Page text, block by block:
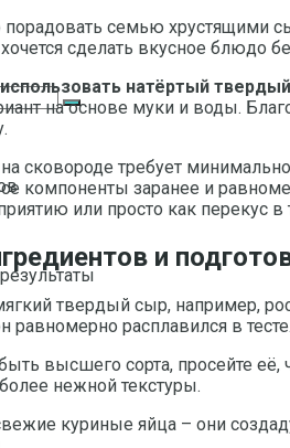
семью хрустящими
сделать вкусное блюдо
натёртый
на основе муки и воды.
сковороде требует
компоненты заранее и
или просто как перекус в
и
твердый сыр, например,
равномерно расплавился в тесте.
высшего сорта, просейте её,
нежной текстуры.
куриные яйца – они